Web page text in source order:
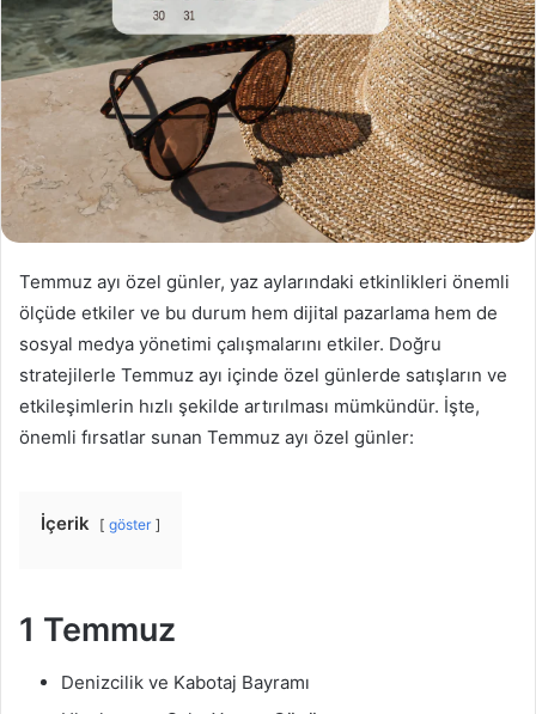
e
Temmuz ayı özel günler, yaz aylarındaki etkinlikleri önemli
ölçüde etkiler ve bu durum hem dijital pazarlama hem de
sosyal medya yönetimi çalışmalarını etkiler. Doğru
stratejilerle Temmuz ayı içinde özel günlerde satışların ve
etkileşimlerin hızlı şekilde artırılması mümkündür. İşte,
önemli fırsatlar sunan Temmuz ayı özel günler:
İçerik göster
1 Temmuz
Denizcilik ve Kabotaj Bayramı